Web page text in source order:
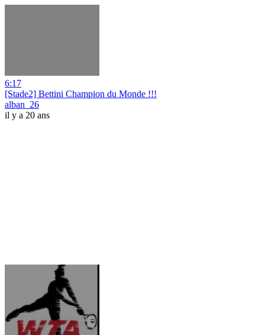
6:17
[Stade2] Bettini Champion du Monde !!!
alban_26
il y a 20 ans